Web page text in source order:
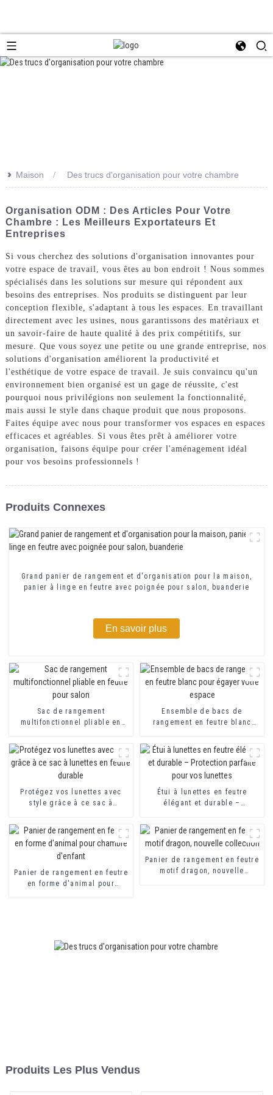
>> Maison Des trucs d'organisation pour votre chambre
Organisation ODM : Des Articles Pour Votre
Chambre : Les Meilleurs Exportateurs Et
Entreprises
Si vous cherchez des solutions d'organisation innovantes pour
votre espace de travail, vous êtes au bon endroit ! Nous sommes
spécialisés dans les solutions sur mesure qui répondent aux
besoins des entreprises. Nos produits se distinguent par leur
conception flexible, s'adaptant à tous les espaces. En travaillant
directement avec les usines, nous garantissons des matériaux et
un savoir-faire de haute qualité à des prix compétitifs, sur
mesure. Que vous soyez une petite ou une grande entreprise, nos
solutions d'organisation améliorent la productivité et
l'esthétique de votre espace de travail. Je suis convaincu qu'un
environnement bien organisé est un gage de réussite, c'est
pourquoi nous privilégions non seulement la fonctionnalité,
mais aussi le style dans chaque produit que nous proposons.
Faites équipe avec nous pour transformer vos espaces en espaces
efficaces et agréables. Si vous êtes prêt à améliorer votre
organisation, faisons équipe pour créer l'aménagement idéal
pour vos besoins professionnels !
Produits Connexes
Grand panier de rangement et d'organisation pour la maison,
panier à linge en feutre avec poignée pour salon, buanderie
En savoir plus
Sac de rangement
multifonctionnel pliable en
Ensemble de bacs de
rangement en feutre blanc
Protégez vos lunettes avec
style grâce à ce sac à
Étui à lunettes en feutre
élégant et durable –
Panier de rangement en feutre
en forme d'animal pour
Panier de rangement en feutre
motif dragon, nouvelle
Produits Les Plus Vendus